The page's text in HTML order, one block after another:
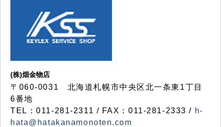
(株)畑金物店
〒060-0031 北海道札幌市中央区北一条東1丁目
6番地
TEL：011-281-2311 / FAX：011-281-2333 / h-
hata@hatakanamonoten.com